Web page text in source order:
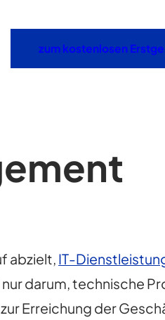
zum kostenlosen
abzielt, IT-
darum, technische
Erreichung der